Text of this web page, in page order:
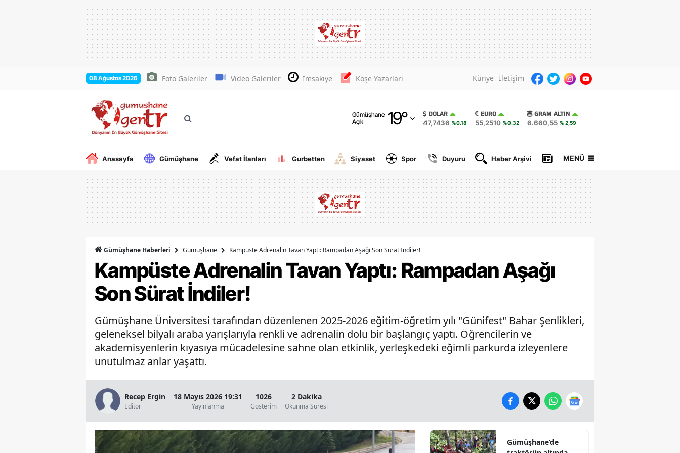
08 Ağustos 2026 Foto Galeriler Video Galeriler İmsakiye Köşe Yazarları Künye İletişim
Gümüşhane
Açık
19°
Adana
Adıyaman
Amasya
Antalya
Aydın
Balıkesir
Bitlis
Burdur
Bursa
Çankırı
Denizli
Diyarbakır
DOLAR
47,7436 %0.18
EURO
55,2510 %0.32
GRAM ALTIN
6.660,55 % 2,59
Anasayfa Gümüşhane Vefat İlanları Gurbetten Siyaset Spor Duyuru Haber Arşivi Gazete Manşetleri
MENÜ
Gümüşhane Haberleri Gümüşhane Kampüste Adrenalin Tavan Yaptı: Rampadan Aşağı Son Sürat İndiler!
Kampüste Adrenalin Tavan Yaptı: Rampadan Aşağı
Son Sürat İndiler!
Gümüşhane Üniversitesi tarafından düzenlenen 2025-2026 eğitim-öğretim yılı "Günifest" Bahar Şenlikleri,
geleneksel bilyalı araba yarışlarıyla renkli ve adrenalin dolu bir başlangıç yaptı. Öğrencilerin ve
akademisyenlerin kıyasıya mücadelesine sahne olan etkinlik, yerleşkedeki eğimli parkurda izleyenlere
unutulmaz anlar yaşattı.
Recep Ergin
Editör
18 Mayıs 2026 19:31
Yayınlanma
1026
Gösterim
2 Dakika
Okunma Süresi
Gümüşhane’de